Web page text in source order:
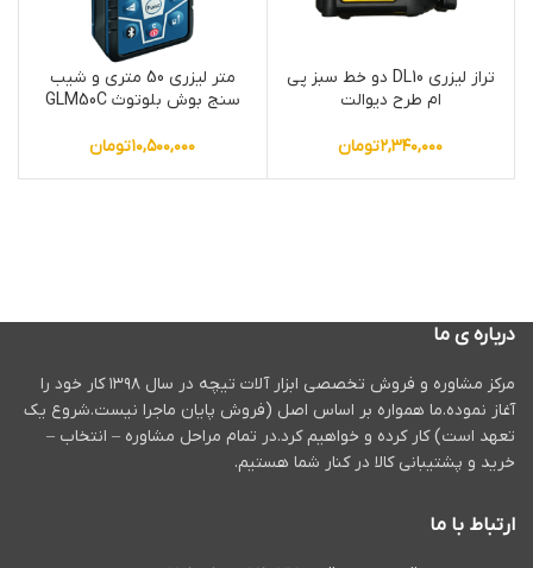
تراز لیزری DL10 دو خط سبز پی
ام طرح دیوالت
۲,۳۴۰,۰۰۰تومان
متر لیزری 50 متری و شیب
سنج بوش بلوتوث GLM50C
۱۰,۵۰۰,۰۰۰تومان
درباره ی ما
مرکز مشاوره و فروش تخصصی ابزار آلات تیچه در سال ۱۳۹۸ کار خود را
آغاز نموده.ما همواره بر اساس اصل (فروش پایان ماجرا نیست.شروع یک
تعهد است) کار کرده و خواهیم کرد.در تمام مراحل مشاوره – انتخاب –
خرید و پشتیبانی کالا در کنار شما هستیم.
ارتباط با ما